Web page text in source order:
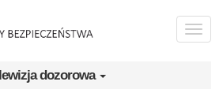
Toggle
dozorowa